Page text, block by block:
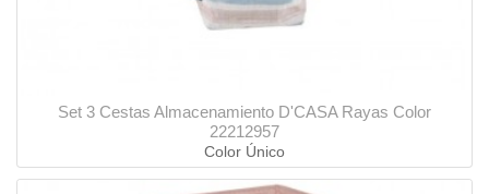
Set 3 Cestas Almacenamiento D'CASA Rayas Color
22212957
Color Único